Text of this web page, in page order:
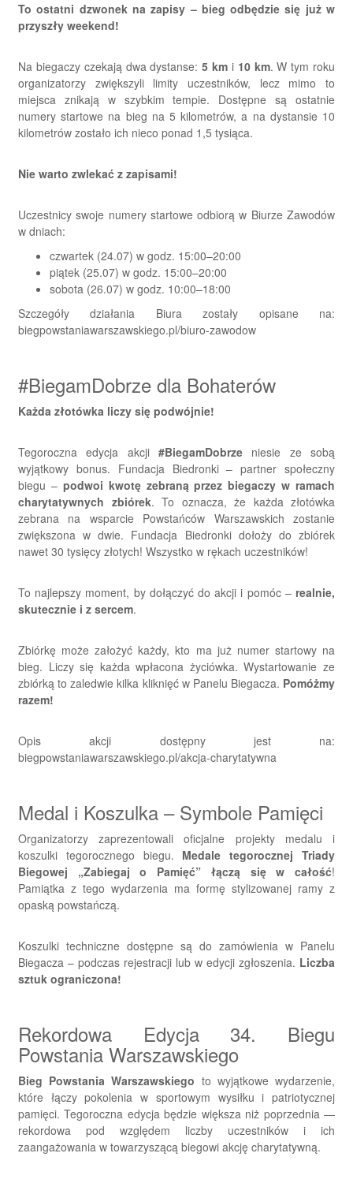
To ostatni dzwonek na zapisy – bieg odbędzie się już w
przyszły weekend!
Na biegaczy czekają dwa dystanse:5 km i 10 km. W tym roku
organizatorzy zwiększyli limity uczestników, lecz mimo to
miejsca znikają w szybkim tempie. Dostępne są ostatnie
numery startowe na bieg na 5 kilometrów, a na dystansie 10
kilometrów zostało ich nieco ponad 1,5 tysiąca.
Nie warto zwlekać z zapisami!
Uczestnicy swoje numery startowe odbiorą w Biurze Zawodów
w dniach:
czwartek (24.07) w godz. 15:00–20:00
piątek (25.07) w godz. 15:00–20:00
sobota (26.07) w godz. 10:00–18:00
Szczegóły działania Biura zostały opisane na:
biegpowstaniawarszawskiego.pl/biuro-zawodow
#BiegamDobrze dla Bohaterów
Każda złotówka liczy się podwójnie!
Tegoroczna edycja akcji #BiegamDobrze niesie ze sobą
wyjątkowy bonus. Fundacja Biedronki – partner społeczny
biegu – podwoi kwotę zebraną przez biegaczy w ramach
charytatywnych zbiórek. To oznacza, że każda złotówka
zebrana na wsparcie Powstańców Warszawskich zostanie
zwiększona w dwie. Fundacja Biedronki dołoży do zbiórek
nawet 30 tysięcy złotych! Wszystko w rękach uczestników!
To najlepszy moment, by dołączyć do akcji i pomóc – realnie,
skutecznie i z sercem.
Zbiórkę może założyć każdy, kto ma już numer startowy na
bieg. Liczy się każda wpłacona życiówka. Wystartowanie ze
zbiórką to zaledwie kilka kliknięć w Panelu Biegacza. Pomóżmy
razem!
Opis akcji dostępny jest na:
biegpowstaniawarszawskiego.pl/akcja-charytatywna
Medal i Koszulka – Symbole Pamięci
Organizatorzy zaprezentowali oficjalne projekty medalu i
koszulki tegorocznego biegu. Medale tegorocznej Triady
Biegowej „Zabiegaj o Pamięć” łączą się w całość!
Pamiątka z tego wydarzenia ma formę stylizowanej ramy z
opaską powstańczą.
Koszulki techniczne dostępne są do zamówienia w Panelu
Biegacza – podczas rejestracji lub w edycji zgłoszenia. Liczba
sztuk ograniczona!
Rekordowa Edycja 34. Biegu
Powstania Warszawskiego
Bieg Powstania Warszawskiego to wyjątkowe wydarzenie,
które łączy pokolenia w sportowym wysiłku i patriotycznej
pamięci. Tegoroczna edycja będzie większa niż poprzednia —
rekordowa pod względem liczby uczestników i ich
zaangażowania w towarzyszącą biegowi akcję charytatywną.